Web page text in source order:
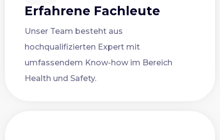
Erfahrene Fachleute
Unser Team besteht aus
hochqualifizierten Expert mit
umfassendem Know-how im Bereich
Health und Safety.